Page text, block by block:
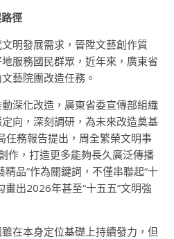
徑
明發展需求，晉陞文藝創作質
服務國民群眾，近年來，廣東省
藝院團改造任務。
深化改造，廣東省委宣傳部組織
向，深刻調研，為未來改造奠基
任務報告提出，周全繁榮文明事
作，打造更多能夠長久廣泛傳播
品”作為關鍵詞，不僅串聯起“十
畫出2026年甚至“十五五”文明強
在本身定位基礎上持續發力，但